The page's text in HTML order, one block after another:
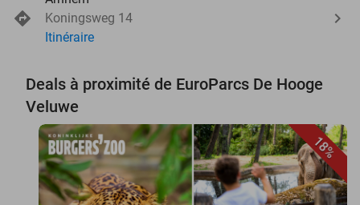
Koningsweg 14
Itinéraire
Deals à proximité de EuroParcs De Hooge
Veluwe
18%